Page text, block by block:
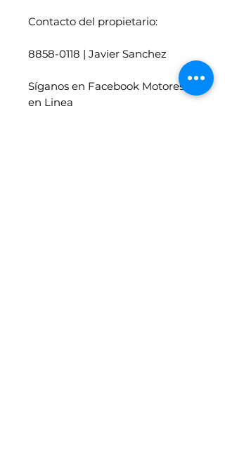
Contacto del propietario:
8858-0118 | Javier Sanchez
Síganos en Facebook Motores
en Linea